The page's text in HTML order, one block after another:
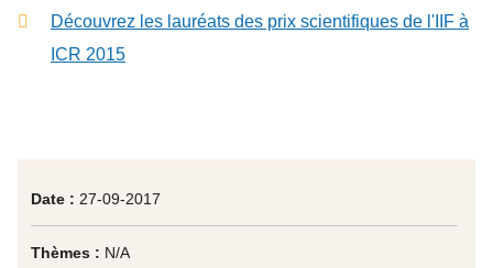
Date : 27-09-2017
Thèmes : N/A
Découvrez les lauréats des prix scientifiques de l'IIF à
ICR 2015